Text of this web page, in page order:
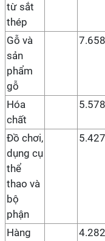
từ sắt
thép
Gỗ và
sản
phẩm
gỗ
Hóa
chất
Đồ chơi,
dụng cụ
thể
thao và
bộ
phận
Hàng